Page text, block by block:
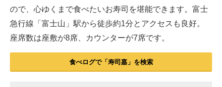
ので、心ゆくまで食べたいお寿司を堪能できます。富士
急行線「富士山」駅から徒歩約1分とアクセスも良好。
座席数は座敷が8席、カウンターが7席です。
食べログで「寿司嘉」を検索